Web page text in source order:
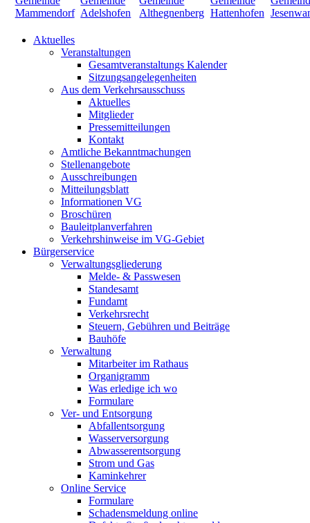
Aktuelles
Veranstaltungen
Gesamtveranstaltungs Kalender
Sitzungsangelegenheiten
Aus dem Verkehrsausschuss
Aktuelles
Mitglieder
Pressemitteilungen
Kontakt
Amtliche Bekanntmachungen
Stellenangebote
Ausschreibungen
Mitteilungsblatt
Informationen VG
Broschüren
Bauleitplanverfahren
Verkehrshinweise im VG-Gebiet
Bürgerservice
Verwaltungsgliederung
Melde- & Passwesen
Standesamt
Fundamt
Verkehrsrecht
Steuern, Gebühren und Beiträge
Bauhöfe
Verwaltung
Mitarbeiter im Rathaus
Organigramm
Was erledige ich wo
Formulare
Ver- und Entsorgung
Abfallentsorgung
Wasserversorgung
Abwasserentsorgung
Strom und Gas
Kaminkehrer
Online Service
Formulare
Schadensmeldung online